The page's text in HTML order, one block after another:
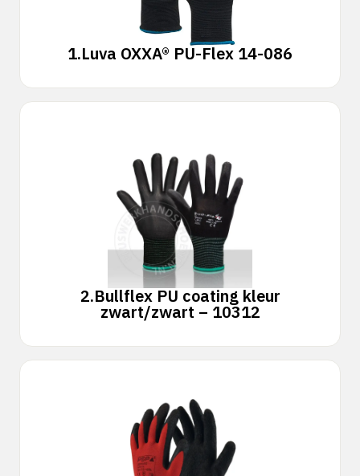
1.Luva OXXA® PU-Flex 14-086
2.Bullflex PU coating kleur
zwart/zwart – 10312